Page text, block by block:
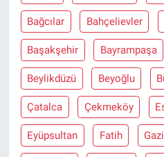
Bağcılar Bahçelievler
Başakşehir Bayrampaşa
Beylikdüzü Beyoğlu
Çatalca Çekmeköy
Eyüpsultan Fatih